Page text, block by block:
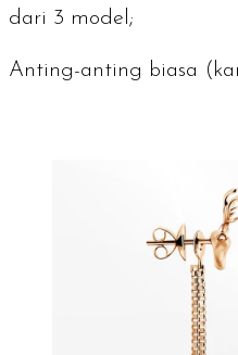
dari 3 model;
Anting-anting biasa